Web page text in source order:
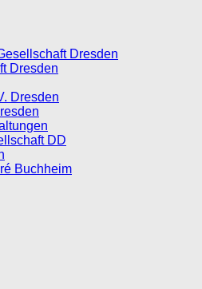
Dresden
Dresden
Dresden
DD
Buchheim